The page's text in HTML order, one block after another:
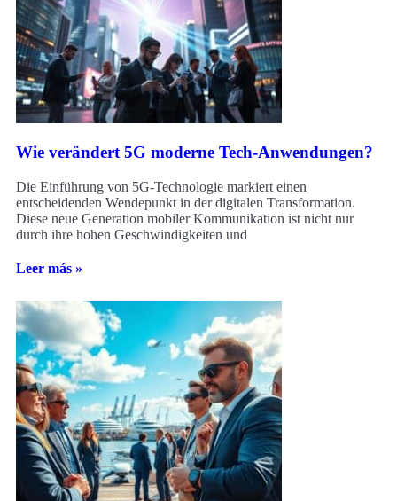
Wie verändert 5G moderne Tech-Anwendungen?
Die Einführung von 5G-Technologie markiert einen
entscheidenden Wendepunkt in der digitalen Transformation.
Diese neue Generation mobiler Kommunikation ist nicht nur
durch ihre hohen Geschwindigkeiten und
Leer más »